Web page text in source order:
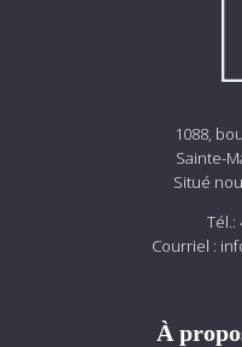
1088,
Sainte-
Situé
Tél.:
Courriel :
À